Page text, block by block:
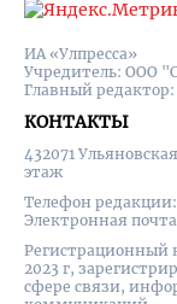
ИА «Улпресса»
Учредитель: ООО
Главный редактор:
КОНТАКТЫ
432071
этаж
Телефон редакции:
Электронная
Регистрационный
2023 г,
сфере связи,